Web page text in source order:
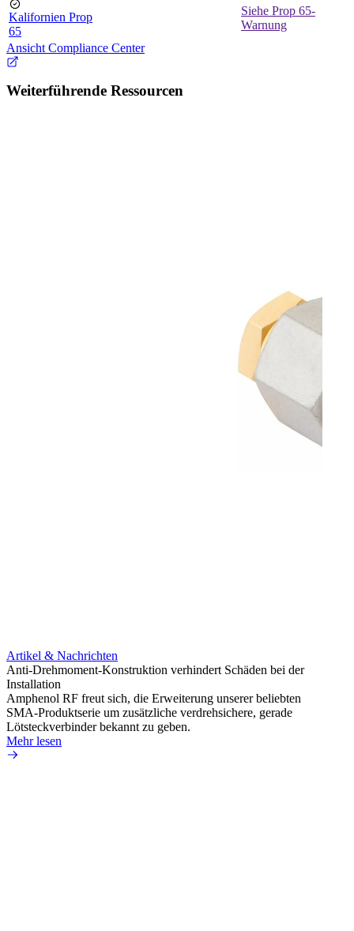
Kalifornien Prop
65
Siehe Prop 65-
Warnung
Ansicht Compliance Center
Weiterführende Ressourcen
Artikel & Nachrichten
Anti-Drehmoment-Konstruktion verhindert Schäden bei der
Installation
Amphenol RF freut sich, die Erweiterung unserer beliebten
SMA-Produktserie um zusätzliche verdrehsichere, gerade
Lötsteckverbinder bekannt zu geben.
Mehr lesen